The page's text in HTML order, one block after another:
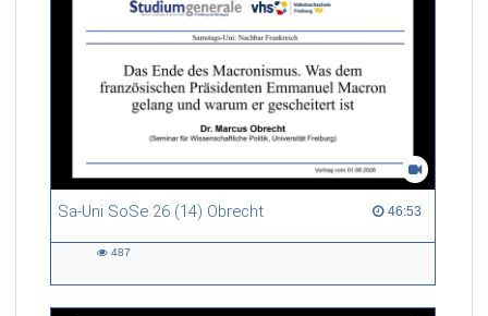
Sa-Uni SoSe 26 (14) Obrecht 46:53
46:53 duration
487